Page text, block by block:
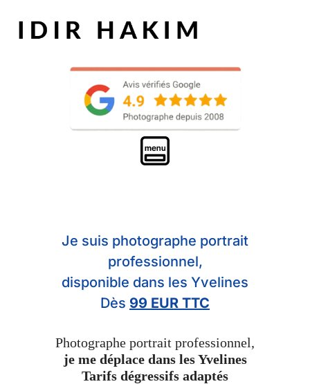
Je suis photographe portrait
professionnel,
disponible dans les Yvelines
Dès 99 EUR TTC
Photographe portrait professionnel,
je me déplace dans les Yvelines
Tarifs dégressifs adaptés